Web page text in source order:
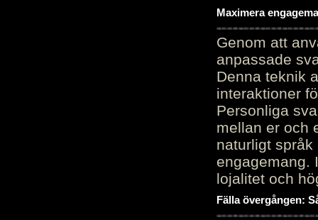
Maximera
Genom att
anpassade
Denna teknik
interaktioner
Personliga
mellan er och
naturligt
engagemang.
lojalitet och
Fälla övergången: